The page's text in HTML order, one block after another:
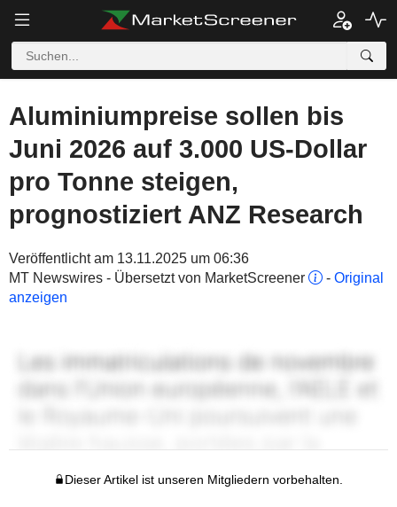
Aluminiumpreise sollen bis
Juni 2026 auf 3.000 US-Dollar
pro Tonne steigen,
prognostiziert ANZ Research
Veröffentlicht am 13.11.2025 um 06:36
MT Newswires - Übersetzt von MarketScreener
- Original
anzeigen
Dieser Artikel ist unseren Mitgliedern vorbehalten.